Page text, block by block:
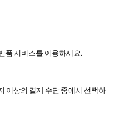
품 서비스를 이용하세요.
이상의 결제 수단 중에서 선택하